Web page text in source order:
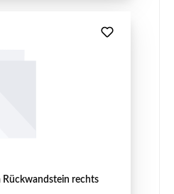
Rückwandstein rechts